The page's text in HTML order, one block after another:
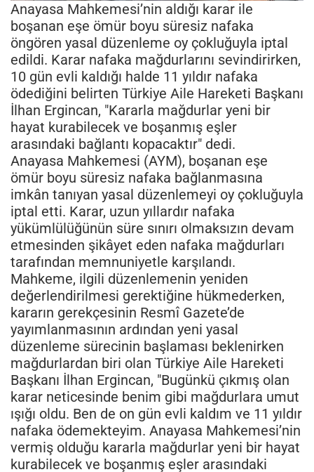
Anayasa Mahkemesi’nin aldığı karar ile
boşanan eşe ömür boyu süresiz nafaka
öngören yasal düzenleme oy çokluğuyla iptal
edildi. Karar nafaka mağdurlarını sevindirirken,
10 gün evli kaldığı halde 11 yıldır nafaka
ödediğini belirten Türkiye Aile Hareketi Başkanı
İlhan Ergincan, "Kararla mağdurlar yeni bir
hayat kurabilecek ve boşanmış eşler
arasındaki bağlantı kopacaktır" dedi.
Anayasa Mahkemesi (AYM), boşanan eşe
ömür boyu süresiz nafaka bağlanmasına
imkân tanıyan yasal düzenlemeyi oy çokluğuyla
iptal etti. Karar, uzun yıllardır nafaka
yükümlülüğünün süre sınırı olmaksızın devam
etmesinden şikâyet eden nafaka mağdurları
tarafından memnuniyetle karşılandı.
Mahkeme, ilgili düzenlemenin yeniden
değerlendirilmesi gerektiğine hükmederken,
kararın gerekçesinin Resmî Gazete’de
yayımlanmasının ardından yeni yasal
düzenleme sürecinin başlaması beklenirken
mağdurlardan biri olan Türkiye Aile Hareketi
Başkanı İlhan Ergincan, "Bugünkü çıkmış olan
karar neticesinde benim gibi mağdurlara umut
ışığı oldu. Ben de on gün evli kaldım ve 11 yıldır
nafaka ödemekteyim. Anayasa Mahkemesi’nin
vermiş olduğu kararla mağdurlar yeni bir hayat
kurabilecek ve boşanmış eşler arasındaki